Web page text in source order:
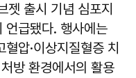
젯 출시 기념 심포지
언급됐다. 행사에는
압·이상지질혈증 치
방 환경에서의 활용